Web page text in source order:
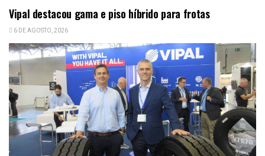
Vipal destacou gama e piso híbrido para frotas
6 DE AGOSTO, 2026